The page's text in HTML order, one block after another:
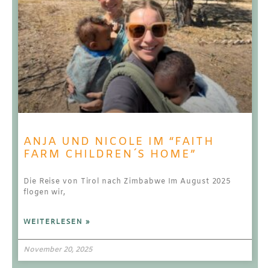
ANJA UND NICOLE IM “FAITH
FARM CHILDREN´S HOME”
Die Reise von Tirol nach Zimbabwe Im August 2025
flogen wir,
WEITERLESEN »
November 20, 2025